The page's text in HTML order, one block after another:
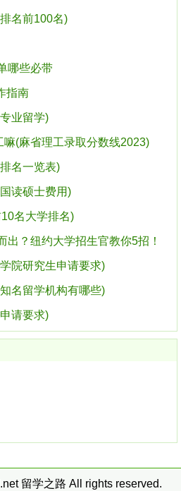
名前100名)
哪些必带
指南
业留学)
(麻省理工录取分数线2023)
名一览表)
读硕士费用)
名大学排名)
出？纽约大学招生官教你5招！
院研究生申请要求)
名留学机构有哪些)
请要求)
留学之路 All rights reserved.